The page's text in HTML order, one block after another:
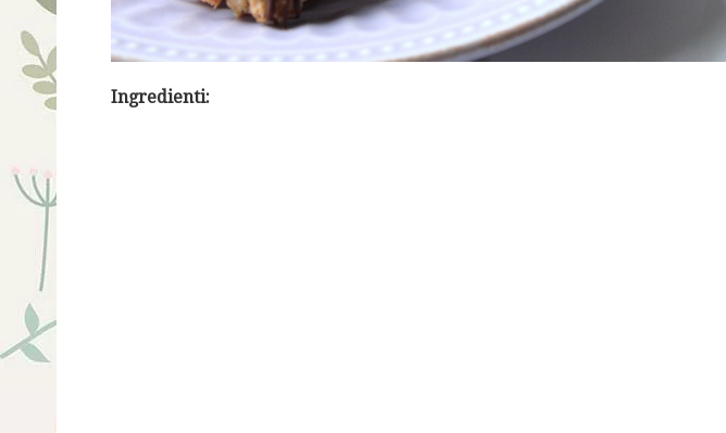
Ingredienti: